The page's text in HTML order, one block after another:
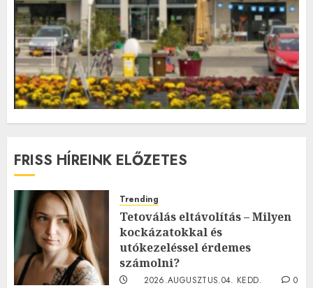
FRISS HÍREINK ELŐZETES
Trending
Tetoválás eltávolítás – Milyen
kockázatokkal és
utókezeléssel érdemes
számolni?
2026.AUGUSZTUS.04. KEDD.
0